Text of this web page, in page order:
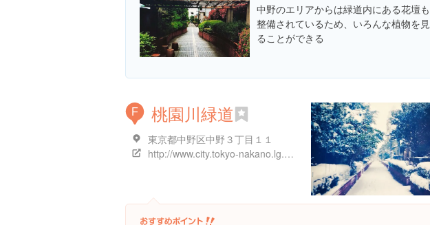
中野のエリアからは緑道内にある花壇も
整備されているため、いろんな植物を見
ることができる
F 桃園川緑道
東京都中野区中野３丁目１１
http://www.city.tokyo-nakano.lg.jp/dept/503000/d005285.html